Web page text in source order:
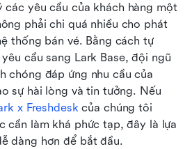
các yêu cầu của khách hàng một
phải chi quá nhiều cho phát
thống bán vé. Bằng cách tự
cầu sang Lark Base, đội ngũ
chóng đáp ứng nhu cầu của
sự hài lòng và tin tưởng. Nếu
x Freshdesk của chúng tôi
cần làm khá phức tạp, đây là lựa
dàng hơn để bắt đầu.